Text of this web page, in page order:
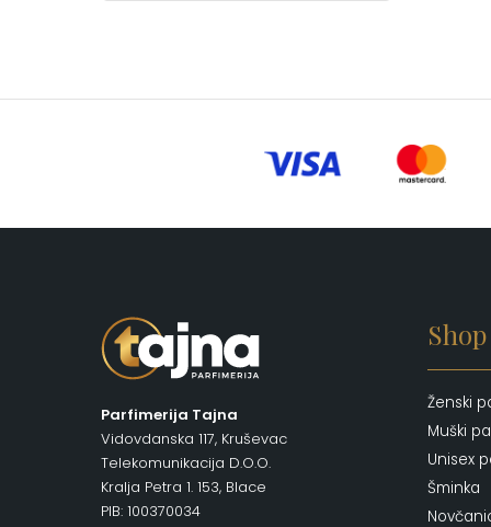
Parfimerija Tajna
Vidovdanska 117, Kruševac
Telekomunikacija D.O.O.
Kralja Petra 1. 153, Blace
PIB: 100370034
Shop
Ženski
Muški
Unisex
Šminka